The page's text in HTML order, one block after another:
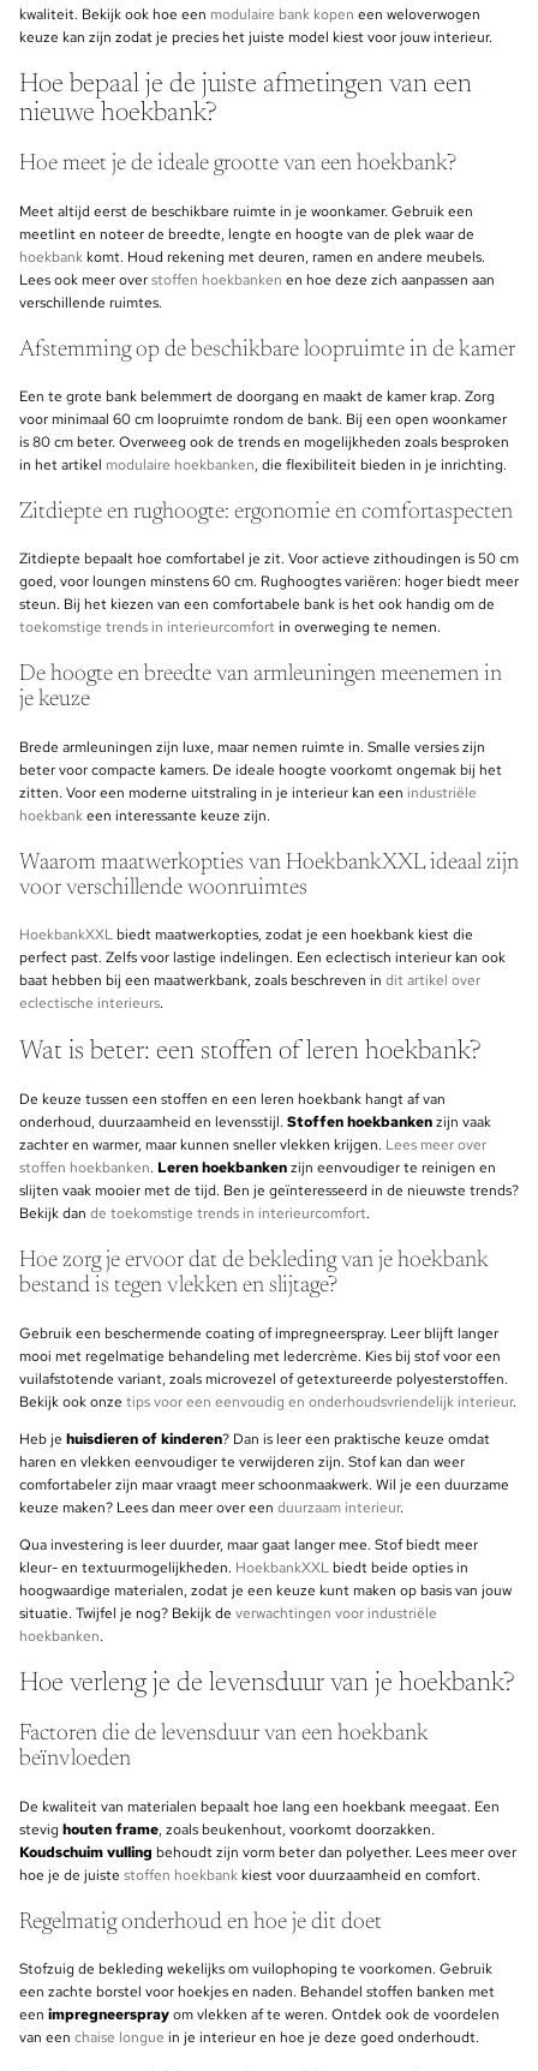
kwaliteit. Bekijk ook hoe een modulaire bank kopen een weloverwogen
keuze kan zijn zodat je precies het juiste model kiest voor jouw interieur.
Hoe bepaal je de juiste afmetingen van een
nieuwe hoekbank?
Hoe meet je de ideale grootte van een hoekbank?
Meet altijd eerst de beschikbare ruimte in je woonkamer. Gebruik een
meetlint en noteer de breedte, lengte en hoogte van de plek waar de
hoekbankkomt. Houd rekening met deuren, ramen en andere meubels.
Lees ook meer overstoffen hoekbanken en hoe deze zich aanpassen aan
verschillende ruimtes.
Afstemming op de beschikbare loopruimte in de kamer
Een te grote bank belemmert de doorgang en maakt de kamer krap. Zorg
voor minimaal 60 cm loopruimte rondom de bank. Bij een open woonkamer
is 80 cm beter. Overweeg ook de trends en mogelijkheden zoals besproken
in het artikel modulaire hoekbanken, die flexibiliteit bieden in je inrichting.
Zitdiepte en rughoogte: ergonomie en comfortaspecten
Zitdiepte bepaalt hoe comfortabel je zit. Voor actieve zithoudingen is 50 cm
goed, voor loungen minstens 60 cm. Rughoogtes variëren: hoger biedt meer
steun. Bij het kiezen van een comfortabele bank is het ook handig om de
toekomstige trends in interieurcomfort in overweging te nemen.
De hoogte en breedte van armleuningen meenemen in
je keuze
Brede armleuningen zijn luxe, maar nemen ruimte in. Smalle versies zijn
beter voor compacte kamers. De ideale hoogte voorkomt ongemak bij het
zitten. Voor een moderne uitstraling in je interieur kan een industriële
hoekbankeen interessante keuze zijn.
Waarom maatwerkopties van HoekbankXXL ideaal zijn
voor verschillende woonruimtes
HoekbankXXLbiedt maatwerkopties, zodat je een hoekbank kiest die
perfect past. Zelfs voor lastige indelingen. Een eclectisch interieur kan ook
baat hebben bij een maatwerkbank, zoals beschreven in dit artikel over
eclectische interieurs.
Wat is beter: een stoffen of leren hoekbank?
De keuze tussen een stoffen en een leren hoekbank hangt af van
onderhoud, duurzaamheid en levensstijl. Stoffen hoekbankenzijn vaak
zachter en warmer, maar kunnen sneller vlekken krijgen. Lees meer over
stoffen hoekbanken. Leren hoekbankenzijn eenvoudiger te reinigen en
slijten vaak mooier met de tijd. Ben je geïnteresseerd in de nieuwste trends?
Bekijk dan de toekomstige trends in interieurcomfort.
Hoe zorg je ervoor dat de bekleding van je hoekbank
bestand is tegen vlekken en slijtage?
Gebruik een beschermende coating of impregneerspray. Leer blijft langer
mooi met regelmatige behandeling met ledercrème. Kies bij stof voor een
vuilafstotende variant, zoals microvezel of getextureerde polyesterstoffen.
Bekijk ook onze tips voor een eenvoudig en onderhoudsvriendelijk interieur.
Heb je huisdieren of kinderen? Dan is leer een praktische keuze omdat
haren en vlekken eenvoudiger te verwijderen zijn. Stof kan dan weer
comfortabeler zijn maar vraagt meer schoonmaakwerk. Wil je een duurzame
keuze maken? Lees dan meer over een duurzaam interieur.
Qua investering is leer duurder, maar gaat langer mee. Stof biedt meer
kleur- en textuurmogelijkheden. HoekbankXXLbiedt beide opties in
hoogwaardige materialen, zodat je een keuze kunt maken op basis van jouw
situatie. Twijfel je nog? Bekijk de verwachtingen voor industriële
hoekbanken.
Hoe verleng je de levensduur van je hoekbank?
Factoren die de levensduur van een hoekbank
beïnvloeden
De kwaliteit van materialen bepaalt hoe lang een hoekbank meegaat. Een
stevig houten frame, zoals beukenhout, voorkomt doorzakken.
Koudschuim vulling behoudt zijn vorm beter dan polyether. Lees meer over
hoe je de juiste stoffen hoekbankkiest voor duurzaamheid en comfort.
Regelmatig onderhoud en hoe je dit doet
Stofzuig de bekleding wekelijks om vuilophoping te voorkomen. Gebruik
een zachte borstel voor hoekjes en naden. Behandel stoffen banken met
een impregneersprayom vlekken af te weren. Ontdek ook de voordelen
van een chaise longue in je interieur en hoe je deze goed onderhoudt.